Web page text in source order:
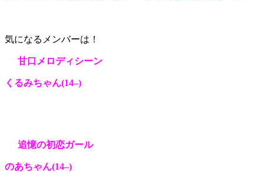
気になるメンバーは！
甘口メロディシーン
くるみちゃん(14–)
追憶の初恋ガール
のあちゃん(14–)